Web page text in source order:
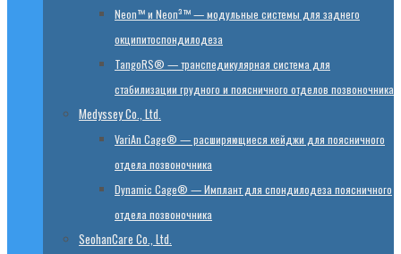
Neon™ и Neon³™ — модульные системы для заднего
окципитоспондилодеза
TangoRS® — транспедикулярная система для
стабилизации грудного и поясничного отделов позвоночника
Medyssey Co., Ltd.
VariAn Cage® — расширяющиеся кейджи для поясничного
отдела позвоночника
Dynamic Cage® — Имплант для спондилодеза поясничного
отдела позвоночника
SeohanCare Co., Ltd.